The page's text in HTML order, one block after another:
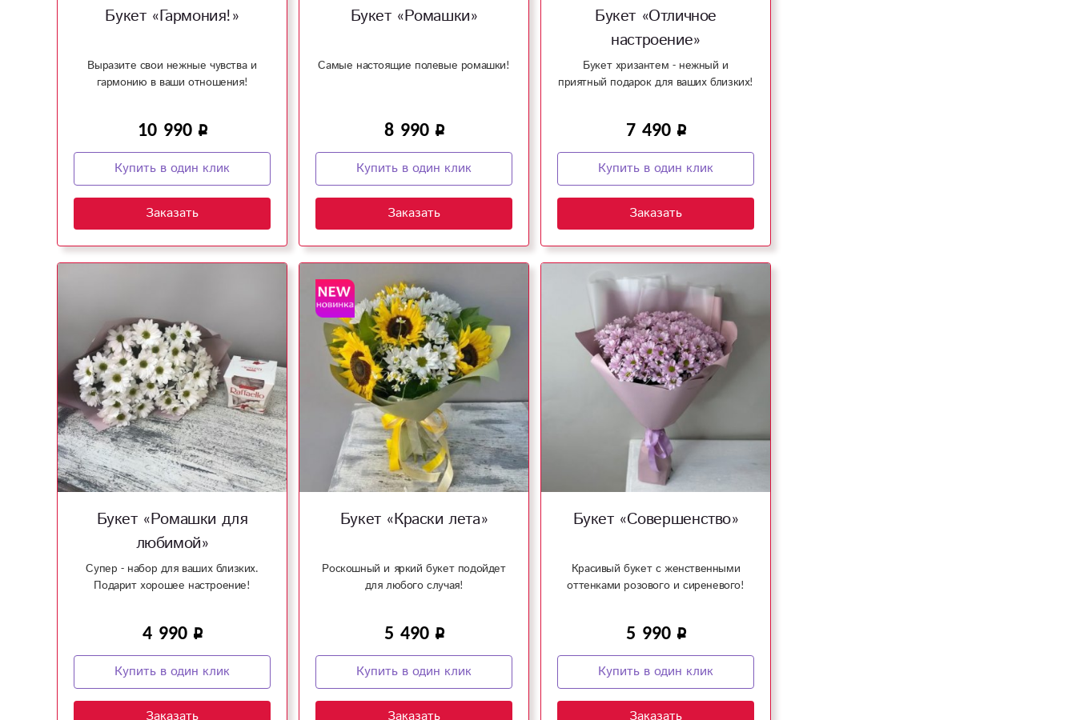
Букет «Гармония!»
Выразите свои нежные чувства и
гармонию в ваши отношения!
10 990
Купить в один клик
Заказать
Букет «Ромашки»
Самые настоящие полевые ромашки!
8 990
Купить в один клик
Заказать
Букет «Отличное
настроение»
Букет хризантем - нежный и
приятный подарок для ваших близких!
7 490
Купить в один клик
Заказать
Букет «Ромашки для
любимой»
Супер - набор для ваших близких.
Подарит хорошее настроение!
4 990
Купить в один клик
Заказать
Букет «Краски лета»
Роскошный и яркий букет подойдет
для любого случая!
5 490
Купить в один клик
Заказать
Букет «Совершенство»
Красивый букет с женственными
оттенками розового и сиреневого!
5 990
Купить в один клик
Заказать